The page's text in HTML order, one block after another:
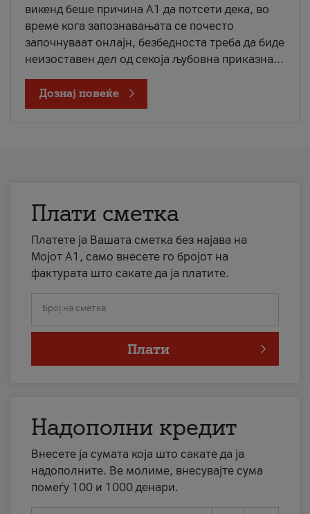
викенд беше причина А1 да потсети дека, во
време кога запознавањата се почесто
започнуваат онлајн, безбедноста треба да биде
неизоставен дел од секоја љубовна приказна...
Дознај повеќе
Плати сметка
Платете ја Вашата сметка без најава на
Мојот А1, само внесете го бројот на
фактурата што сакате да ја платите.
Број на сметка
Плати
Надополни кредит
Внесете ја сумата која што сакате да ја
надополните. Ве молиме, внесувајте сума
помеѓу 100 и 1000 денари.